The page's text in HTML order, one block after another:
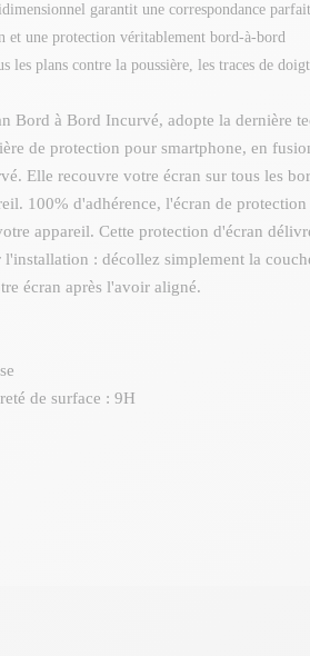
garantit une correspondance
et une protection véritablement bord-à-bord
les plans contre la poussière, les traces de
Bord à Bord Incurvé, adopte la dernière
de protection pour smartphone, en
Elle recouvre votre écran sur tous les
100% d'adhérence, l'écran de protection
appareil. Cette protection d'écran
: décollez simplement la
écran après l'avoir aligné.
de surface : 9H
rayures et des traces de doigts.